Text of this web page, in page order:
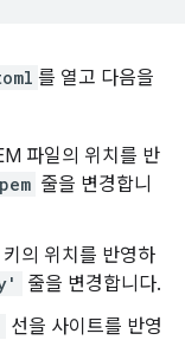
를 열고 다음을
파일의 위치를 반
줄을 변경합니
의 위치를 반영하
줄을 변경합니다.
선을 사이트를 반영